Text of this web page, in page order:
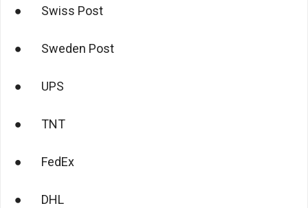
● Swiss Post
● Sweden Post
● UPS
● TNT
● FedEx
● DHL